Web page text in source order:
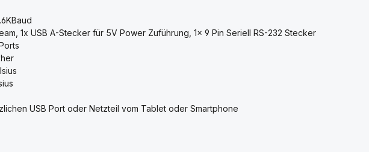
1x USB A-Stecker für 5V Power Zuführung, 1x 9 Pin Seriell RS-232 Stecker
USB Port oder Netzteil vom Tablet oder Smartphone